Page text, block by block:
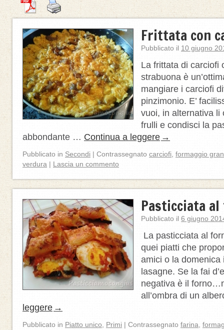
Frittata con
Pubblicato il 10 giugno
La frittata di carciofi
strabuona è
mangiare i carciofi
pinzimonio. E’
vuoi, in alternativa li
frulli e condisci la
abbondante … Continua a leggere →
Pubblicato in Secondi | Contrassegnato carciofi formaggio
verdura | Lascia un commento
Pasticciata
Pubblicato il 6 giugno
La pasticciata al
quei piatti che
amici o la domenica
lasagne. Se la fai
negativa è il
all’ombra di un
leggere →
Pubblicato in Piatto unico Primi | Contrassegnato farina